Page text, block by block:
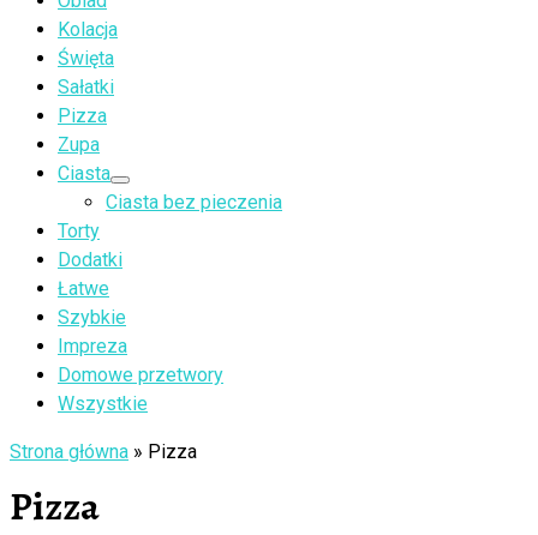
Kolacja
Święta
Sałatki
Pizza
Zupa
Ciasta
Ciasta bez pieczenia
Torty
Dodatki
Łatwe
Szybkie
Impreza
Domowe przetwory
Wszystkie
Strona główna » Pizza
Pizza